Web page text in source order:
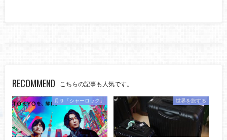
RECOMMEND こちらの記事も人気です。
月９「シャーロック」 世界を旅する